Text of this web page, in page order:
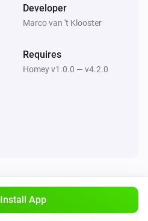
Developer
Marco van 't Klooster
Requires
Homey v1.0.0 — v4.2.0
Install App